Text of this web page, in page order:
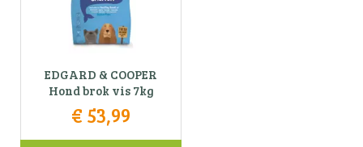
EDGARD & COOPER
Hond brok vis 7kg
€ 53,99